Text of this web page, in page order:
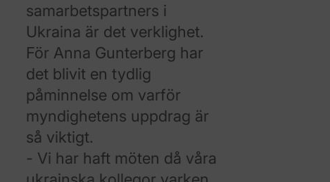
samarbetspartners i
Ukraina är det verklighet.
För Anna Gunterberg har
det blivit en tydlig
påminnelse om varför
myndighetens uppdrag är
så viktigt.
- Vi har haft möten då våra